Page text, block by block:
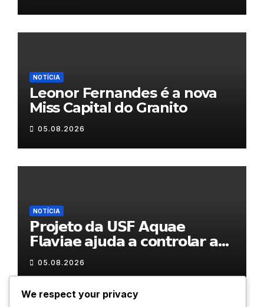
NOTÍCIA
Leonor Fernandes é a nova
Miss Capital do Granito
05.08.2026
NOTÍCIA
𝗣𝗿𝗼𝗷𝗲𝘁𝗼 𝗱𝗮 𝗨𝗦𝗙 𝗔𝗾𝘂𝗮𝗲
𝗙𝗹𝗮𝘃𝗶𝗮𝗲 𝗮𝗷𝘂𝗱𝗮 𝗮 𝗰𝗼𝗻𝘁𝗿𝗼𝗹𝗮𝗿 𝗮
𝗮𝗻𝘀𝗶𝗲𝗱𝗮𝗱𝗲
05.08.2026
We respect your privacy